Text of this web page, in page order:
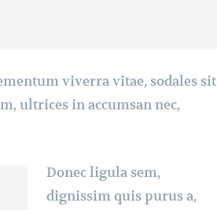
viverra vitae, sodales sit
ultrices in accumsan nec,
Donec ligula sem,
dignissim quis purus a,